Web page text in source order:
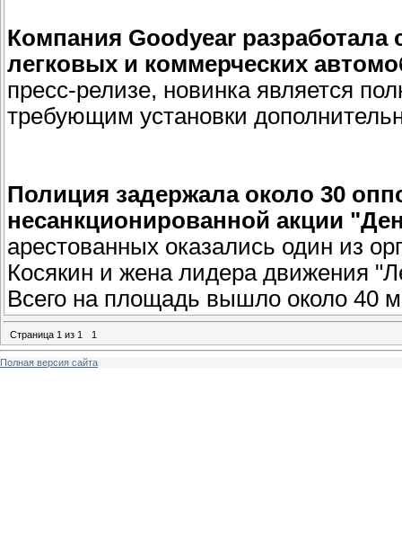
Компания Goodyear разработала
легковых и коммерческих
пресс-релизе, новинка является
требующим установки
Полиция задержала около 30
несанкционированной акции
арестованных оказались один из
Косякин и жена лидера движения
Всего на площадь вышло около 40
Страница 1 из 1 1
Полная версия сайта